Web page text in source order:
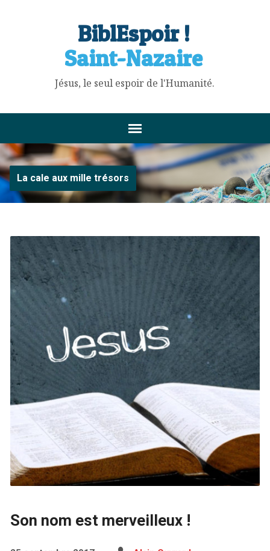
BiblEspoir !
Saint-Nazaire
Jésus, le seul espoir de l'Humanité.
La cale aux mille trésors
Son nom est merveilleux !